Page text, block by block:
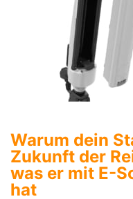
Warum dein
Zukunft der
was er mit E-
hat